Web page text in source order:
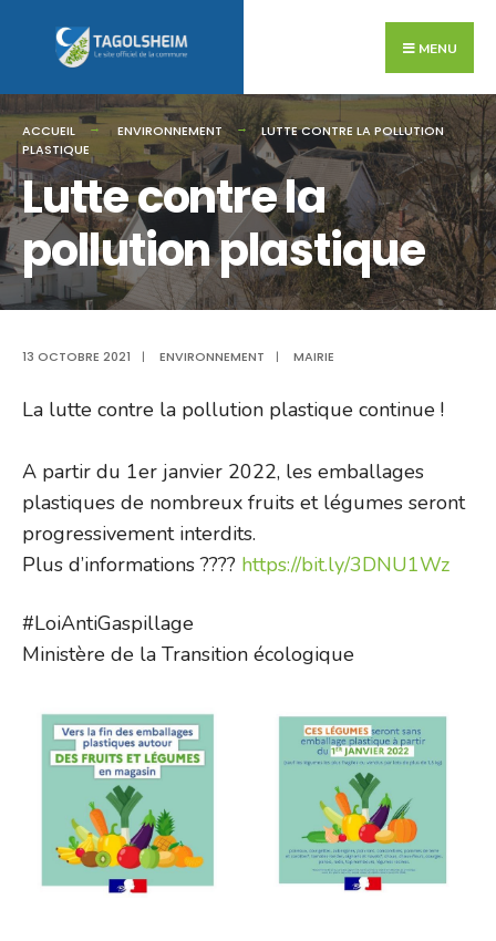
MENU
ACCUEIL ENVIRONNEMENT
LUTTE CONTRE LA POLLUTION
PLASTIQUE
Lutte contre la
pollution plastique
13 OCTOBRE 2021 | ENVIRONNEMENT | MAIRIE
La lutte contre la pollution plastique continue !
A partir du 1er janvier 2022, les emballages
plastiques de nombreux fruits et légumes seront
progressivement interdits.
Plus d’informations ???? https://bit.ly/3DNU1Wz
#LoiAntiGaspillage
Ministère de la Transition écologique
for: